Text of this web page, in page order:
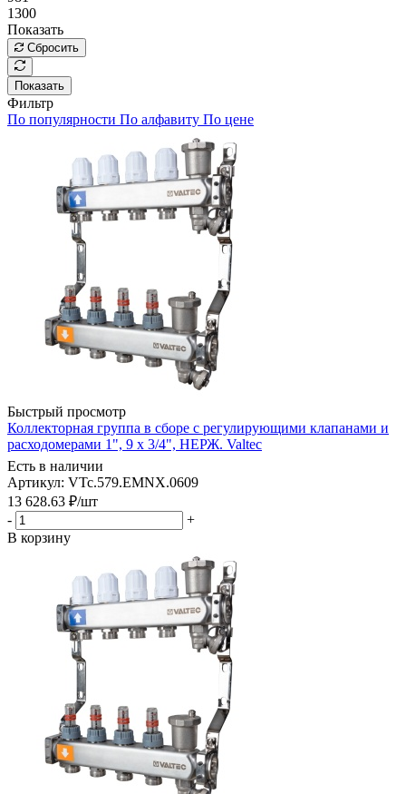
1300
Показать
Сбросить
Показать
Фильтр
По популярности По алфавиту По цене
Быстрый просмотр
Коллекторная группа в сборе с регулирующими клапанами и
расходомерами 1", 9 x 3/4", НЕРЖ. Valtec
Есть в наличии
Артикул: VTc.579.EMNX.0609
13 628.63 ₽/шт
-
+
В корзину